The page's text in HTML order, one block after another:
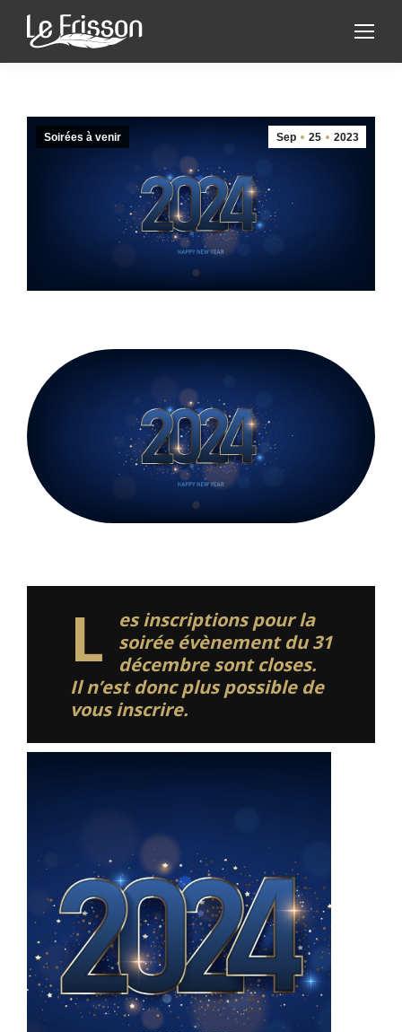
Sep 25 2023
Soirées à venir
L
es inscriptions pour la
soirée évènement du 31
décembre sont closes.
Il n’est donc plus possible de
vous inscrire.